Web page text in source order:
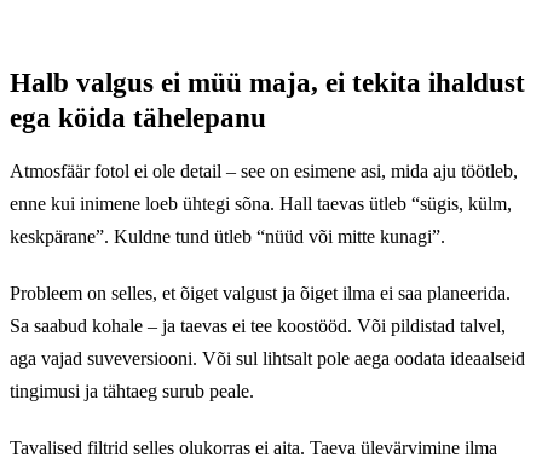
Halb valgus ei müü maja, ei tekita ihaldust
ega köida tähelepanu
Atmosfäär fotol ei ole detail – see on esimene asi, mida aju töötleb,
enne kui inimene loeb ühtegi sõna. Hall taevas ütleb “sügis, külm,
keskpärane”. Kuldne tund ütleb “nüüd või mitte kunagi”.
Probleem on selles, et õiget valgust ja õiget ilma ei saa planeerida.
Sa saabud kohale – ja taevas ei tee koostööd. Või pildistad talvel,
aga vajad suveversiooni. Või sul lihtsalt pole aega oodata ideaalseid
tingimusi ja tähtaeg surub peale.
Tavalised filtrid selles olukorras ei aita. Taeva ülevärvimine ilma